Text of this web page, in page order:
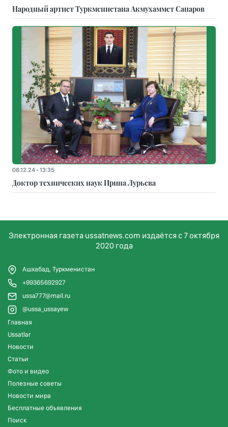
Народный артист Туркменистана Акмухаммет Сапаров
08.12.24 - 13:35
Доктор технических наук Ирина Лурьева
Электронная газета ussatnews.com издаётся с 7 октября
2020 года
Ашхабад, Туркменистан
+99365692927
ussa777@mail.ru
@ussa_ussayew
Главная
Ussatlar
Новости
Статьи
Фото и видео
Полезные советы
Новости мира
Бесплатные объявления
Поиск